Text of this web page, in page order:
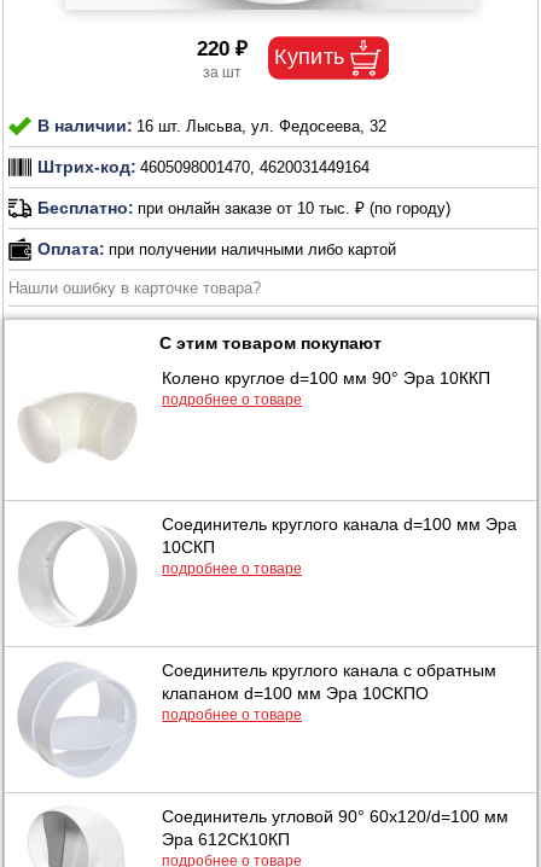
220 ₽
В наличии: 16 шт. Лысьва, ул. Федосеева, 32
Штрих-код: 4605098001470, 4620031449164
Бесплатно: при онлайн заказе от 10 тыс. ₽ (по городу)
Оплата: при получении наличными либо картой
Нашли ошибку в карточке товара?
С этим товаром покупают
Колено круглое d=100 мм 90° Эра 10ККП
подробнее о товаре
Соединитель круглого канала d=100 мм Эра
10СКП
подробнее о товаре
Соединитель круглого канала с обратным
клапаном d=100 мм Эра 10СКПО
подробнее о товаре
Соединитель угловой 90° 60х120/d=100 мм
Эра 612СК10КП
подробнее о товаре